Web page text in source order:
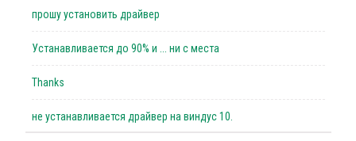
прошу установить драйвер
Устанавливается до 90% и ... ни с места
Thanks
не устанавливается драйвер на виндус 10.